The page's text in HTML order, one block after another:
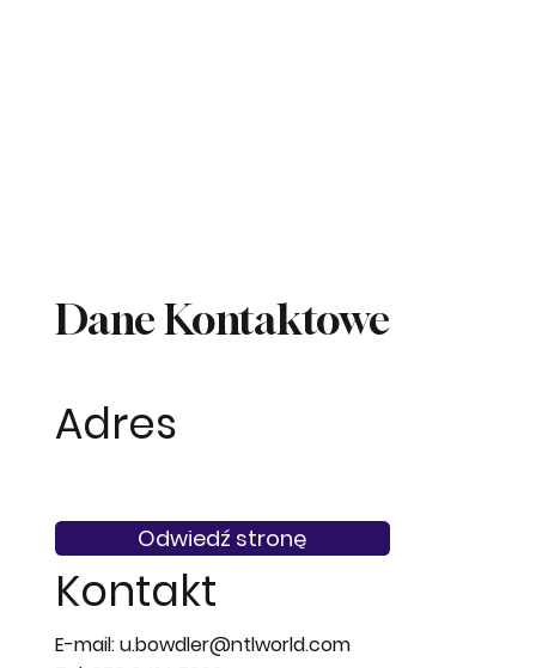
Dane Kontaktowe
Adres
Kontakt
E-mail:u.bowdler@ntlworld.com
Odwiedź stronę